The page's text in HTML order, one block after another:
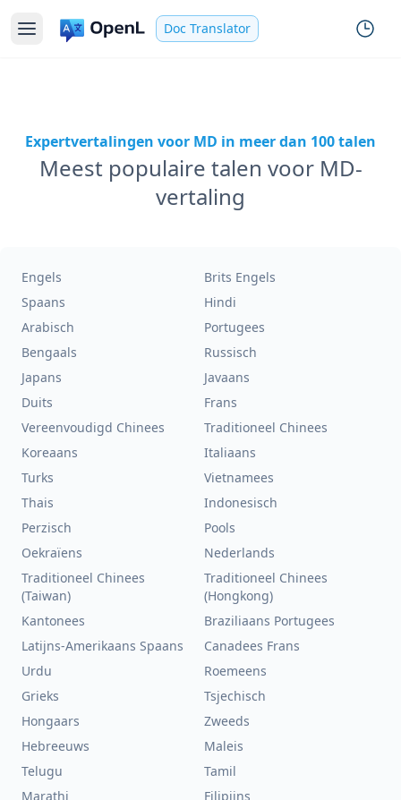
Doc Translator
Expertvertalingen voor MD in meer dan 100 talen
Meest populaire talen voor MD-
vertaling
Engels
Brits Engels
Spaans
Hindi
Arabisch
Portugees
Bengaals
Russisch
Japans
Javaans
Duits
Frans
Vereenvoudigd Chinees
Traditioneel Chinees
Koreaans
Italiaans
Turks
Vietnamees
Thais
Indonesisch
Perzisch
Pools
Oekraïens
Nederlands
Traditioneel Chinees
(Taiwan)
Traditioneel Chinees
(Hongkong)
Kantonees
Braziliaans Portugees
Latijns-Amerikaans Spaans
Canadees Frans
Urdu
Roemeens
Grieks
Tsjechisch
Hongaars
Zweeds
Hebreeuws
Maleis
Telugu
Tamil
Marathi
Filipijns